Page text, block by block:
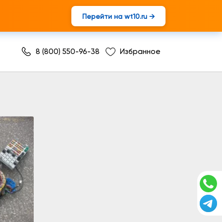
Перейти на wt10.ru →
8 (800) 550-96-38 Избранное